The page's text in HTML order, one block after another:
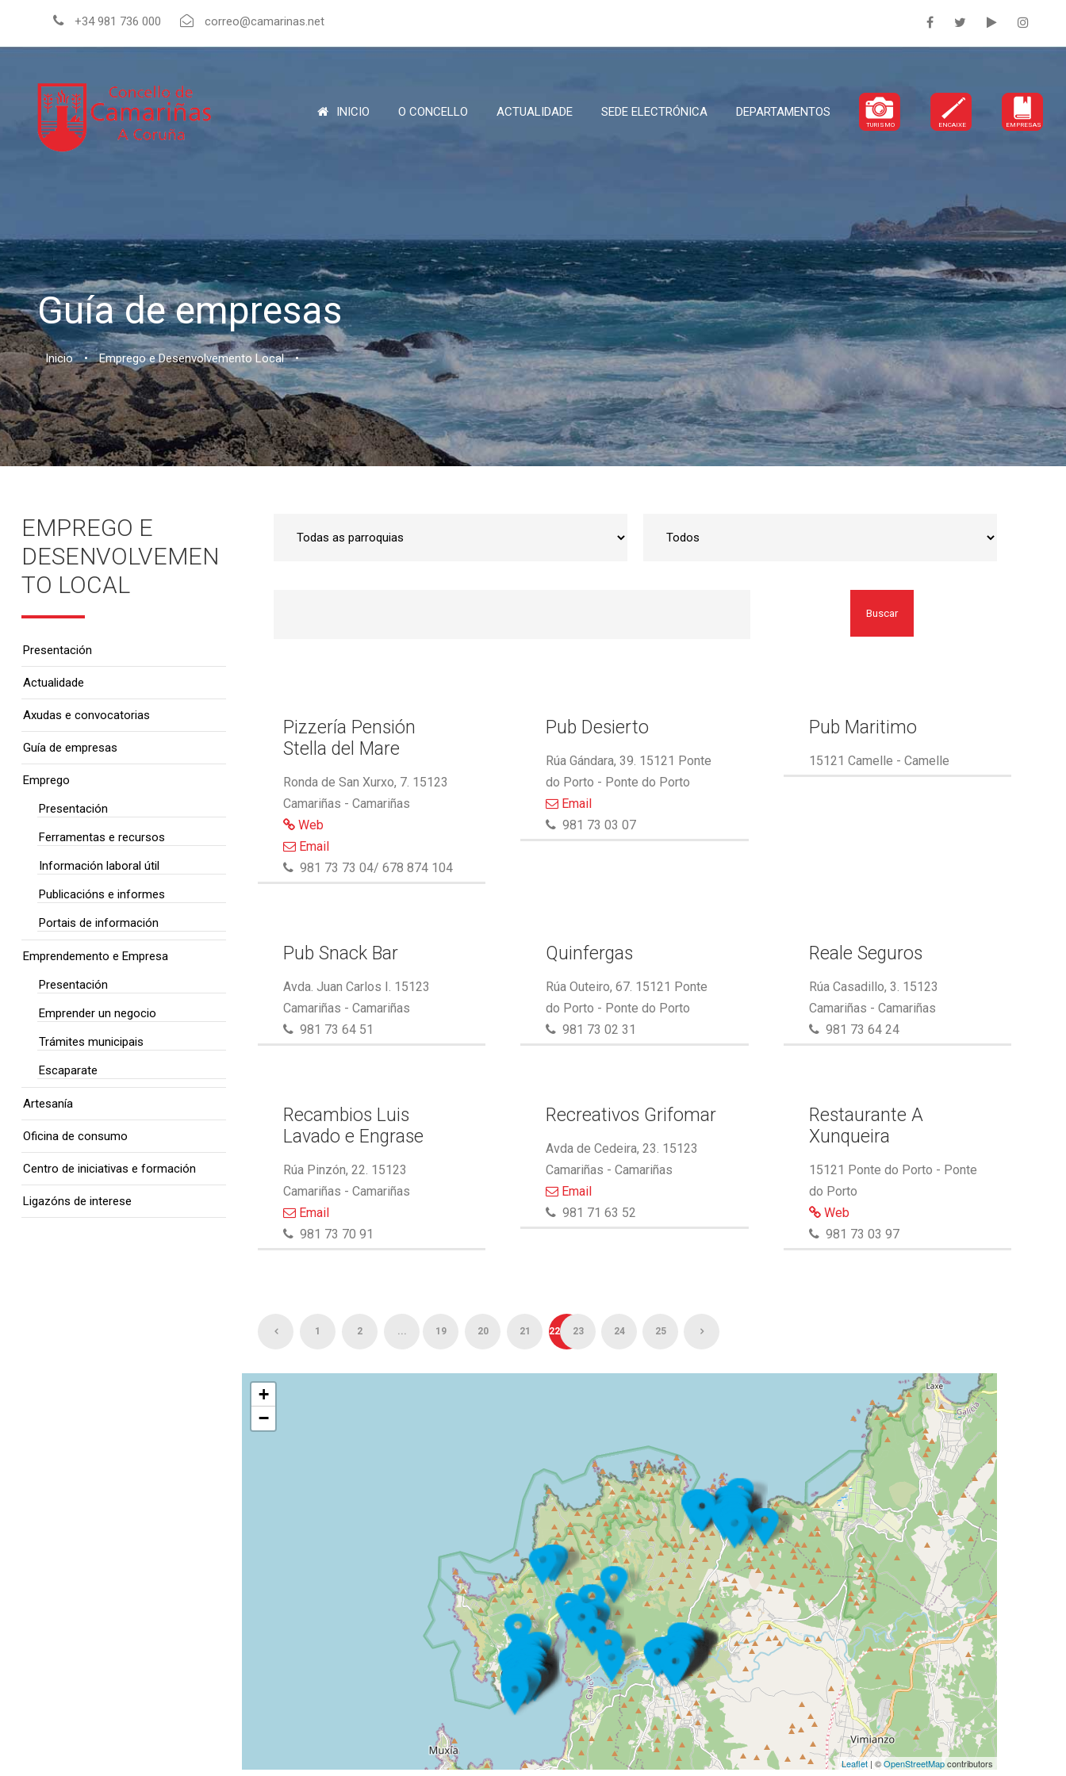
+34 981 736 000 correo@camarinas.net
INICIO O CONCELLO ACTUALIDADE SEDE ELECTRÓNICA DEPARTAMENTOS
TURISMO ENCAIXE EMPRESAS
Guía de empresas
Inicio • Emprego e Desenvolvemento Local •
Buscar
Pizzería Pensión
Stella del Mare
Ronda de San Xurxo, 7. 15123
Camariñas - Camariñas
Web
Email
981 73 73 04/ 678 874 104
Pub Desierto
Rúa Gándara, 39. 15121 Ponte
do Porto - Ponte do Porto
Email
981 73 03 07
Pub Maritimo
15121 Camelle - Camelle
Pub Snack Bar
Avda. Juan Carlos I. 15123
Camariñas - Camariñas
981 73 64 51
Quinfergas
Rúa Outeiro, 67. 15121 Ponte
do Porto - Ponte do Porto
981 73 02 31
Reale Seguros
Rúa Casadillo, 3. 15123
Camariñas - Camariñas
981 73 64 24
Recambios Luis
Lavado e Engrase
Rúa Pinzón, 22. 15123
Camariñas - Camariñas
Email
981 73 70 91
Recreativos Grifomar
Avda de Cedeira, 23. 15123
Camariñas - Camariñas
Email
981 71 63 52
Restaurante A
Xunqueira
15121 Ponte do Porto - Ponte
do Porto
Web
981 73 03 97
1 2 ... 19 20 21 22 23 24 25
+
−
Leaflet | ©OpenStreetMapcontributors
EMPREGO E
DESENVOLVEMEN
TO LOCAL
Presentación
Actualidade
Axudas e convocatorias
Guía de empresas
Emprego
Presentación
Ferramentas e recursos
Información laboral útil
Publicacións e informes
Portais de información
Emprendemento e Empresa
Presentación
Emprender un negocio
Trámites municipais
Escaparate
Artesanía
Oficina de consumo
Centro de iniciativas e formación
Ligazóns de interese